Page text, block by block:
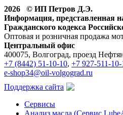
2026 © ИП Петров Д.Э.
Информация, представленная
Гражданского кодекса
Оптовая и розничная продажа
Центральный офис
400075, Волгоград, проезд
+7 (8442) 51-10-10, +7 927-511-10-
e-shop34@oil-volgograd.ru
Поддержка сайта
Сервисы